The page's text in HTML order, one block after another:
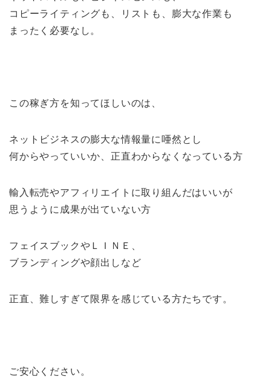
コピーライティングも、リストも、膨大な作業も
まったく必要なし。
この稼ぎ方を知ってほしいのは、
ネットビジネスの膨大な情報量に唖然とし
何からやっていいか、正直わからなくなっている方
輸入転売やアフィリエイトに取り組んだはいいが
思うように成果が出ていない方
フェイスブックやＬＩＮＥ、
ブランディングや顔出しなど
正直、難しすぎて限界を感じている方たちです。
ご安心ください。